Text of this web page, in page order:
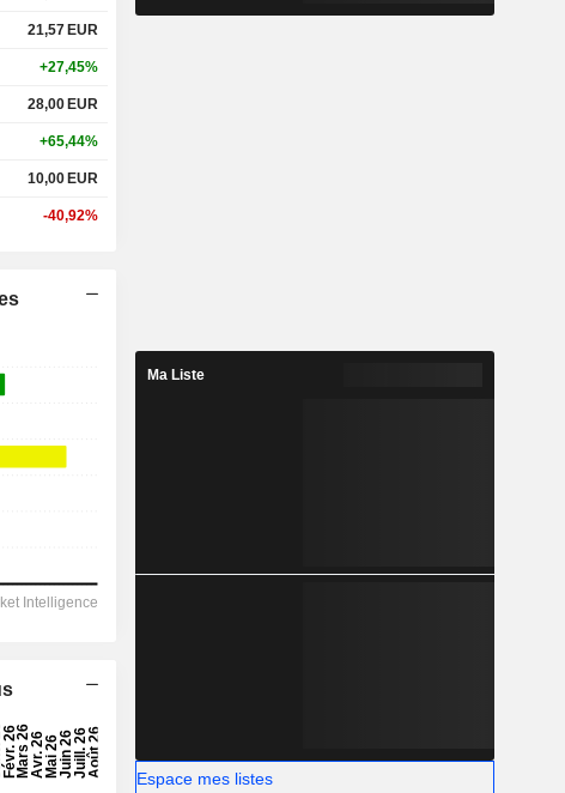
21,57 EUR
+27,45%
28,00 EUR
+65,44%
10,00 EUR
-40,92%
Ma Liste
Espace mes listes